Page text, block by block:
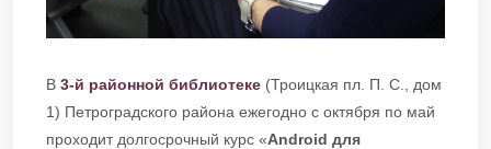
В 3-й районной библиотеке (Троицкая пл. П. С., дом
1) Петроградского района ежегодно с октября по май
проходит долгосрочный курс «Android для